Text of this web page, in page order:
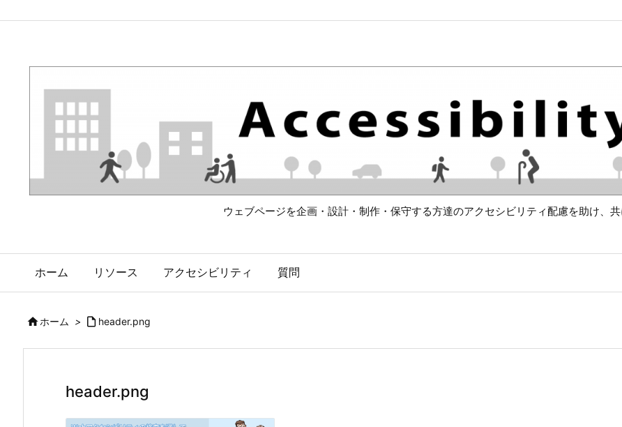
ウェブページを企画・設計・制作・保守する方達のアクセシビリティ配慮を助け、
ホーム リソース アクセシビリティ 質問
ホーム >  header.png
header.png